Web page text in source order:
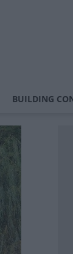
BUILDING